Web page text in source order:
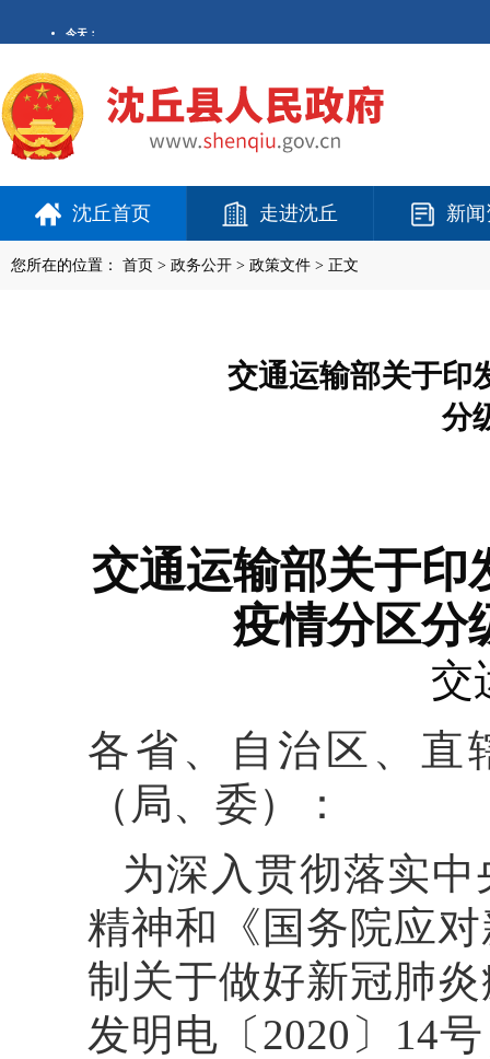
沈丘首页 走进沈丘 新
您所在的位置： 首页 > 政务公开 > 政策文件 > 正文
交通运输部关于印
分
交通运输部关于印
疫情分区分
交
各省、自治区、直
（局、委）：
为深入贯彻落实
精神和《国务院应
制关于做好新冠肺
发明电〔2020〕14